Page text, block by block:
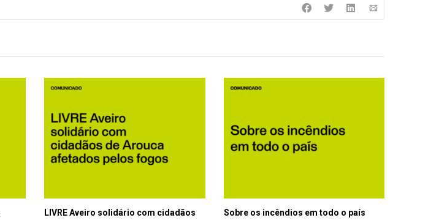
LIVRE Aveiro solidário com cidadãos
Sobre os incêndios em todo o país